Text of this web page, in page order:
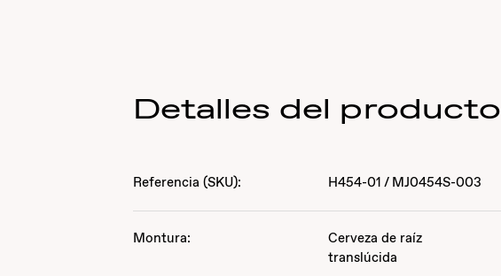
Detalles del producto
Referencia (SKU): H454-01 / MJ0454S-003
Montura:
Cerveza de raíz
translúcida